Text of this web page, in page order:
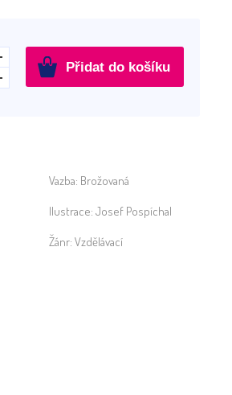
Přidat do košíku
Vazba: Brožovaná
Ilustrace: Josef Pospíchal
Žánr: Vzdělávací